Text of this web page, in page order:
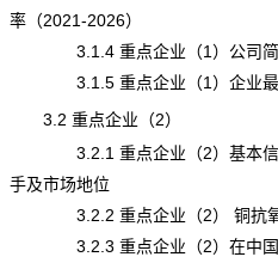
率（2021-2026）
3.1.4 重点企业（1）公司简
3.1.5 重点企业（1）企业最
3.2 重点企业（2）
3.2.1 重点企业（2）基本信息
手及市场地位
3.2.2 重点企业（2） 铜抗氧
3.2.3 重点企业（2）在中国市